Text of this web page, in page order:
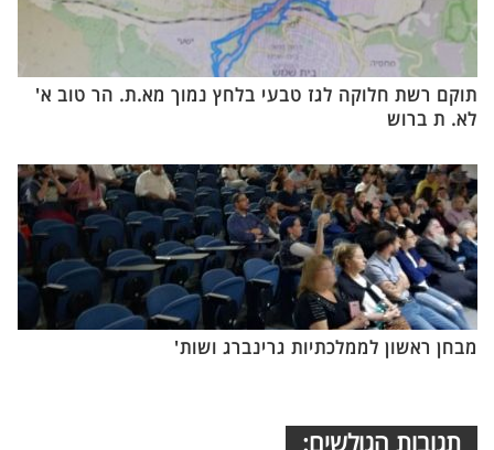
תוקם רשת חלוקה לגז טבעי בלחץ נמוך מא.ת. הר טוב א'
לא. ת ברוש
מבחן ראשון לממלכתיות גרינברג ושות'
תגובות הגולשים: